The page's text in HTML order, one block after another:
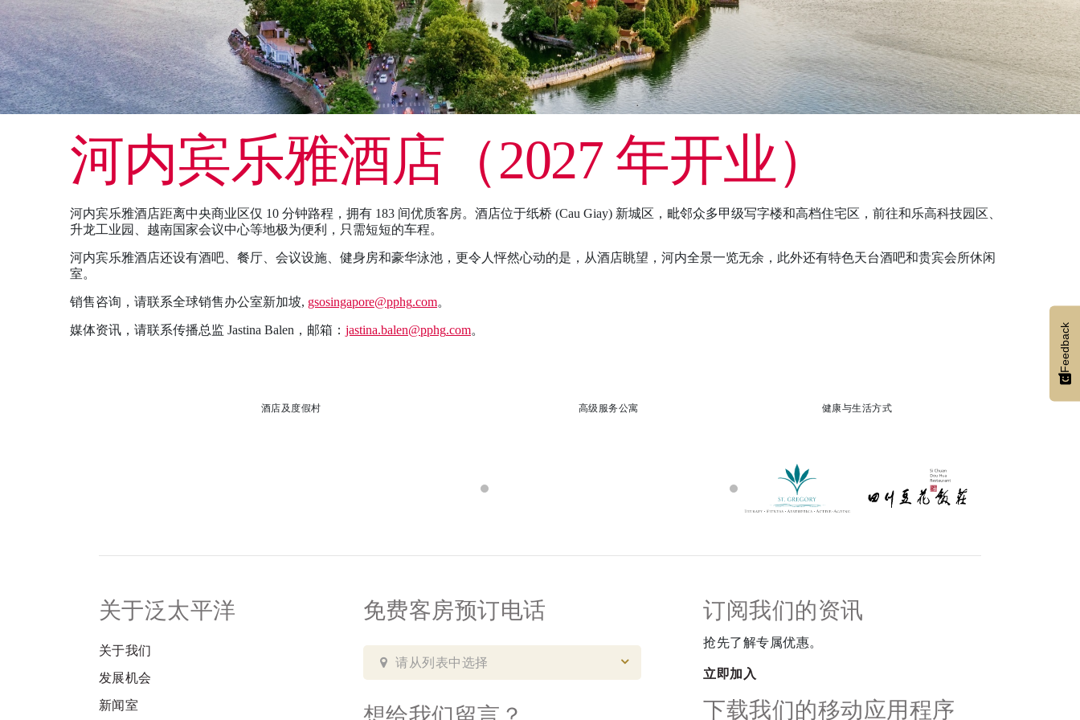
河内宾乐雅酒店（2027 年开业）
河内宾乐雅酒店距离中央商业区仅 10 分钟路程，拥有 183 间优质客房。酒店位于纸桥 (Cau Giay) 新城区，毗邻众多甲级写字楼和高档住宅区，前往和乐高科技园区、
升龙工业园、越南国家会议中心等地极为便利，只需短短的车程。
河内宾乐雅酒店还设有酒吧、餐厅、会议设施、健身房和豪华泳池，更令人怦然心动的是，从酒店眺望，河内全景一览无余，此外还有特色天台酒吧和贵宾会所休闲
室。
销售咨询，请联系全球销售办公室新加坡, gsosingapore@pphg.com。
媒体资讯，请联系传播总监 Jastina Balen，邮箱： jastina.balen@pphg.com。
酒店及度假村 高级服务公寓 健康与生活方式
关于泛太平洋
关于我们
发展机会
新闻室
免费客房预订电话
请从列表中选择
订阅我们的资讯
抢先了解专属优惠。
立即加入
下载我们的移动应用程序
Feedback